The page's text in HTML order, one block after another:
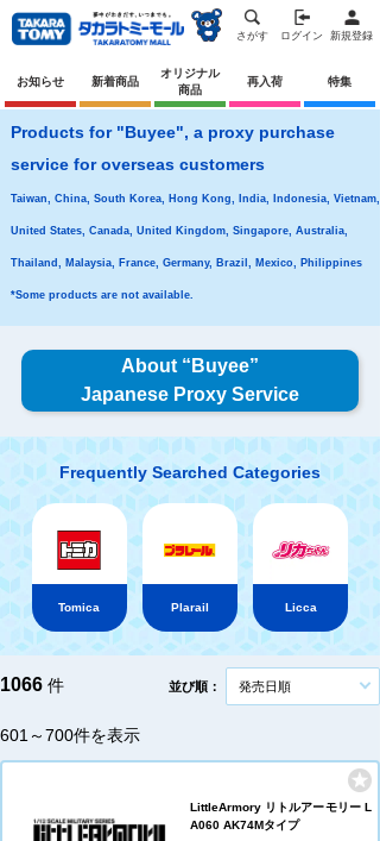
さがす ログイン 新規登録
お知らせ 新着商品
オリジナル
商品
再入荷 特集
Products for "Buyee", a proxy purchase
service for overseas customers
Taiwan, China, South Korea, Hong Kong, India, Indonesia, Vietnam,
United States, Canada, United Kingdom, Singapore, Australia,
Thailand, Malaysia, France, Germany, Brazil, Mexico, Philippines
*Some products are not available.
About “Buyee”
Japanese Proxy Service
Frequently Searched Categories
Tomica Plarail Licca
1066 件
601～700件を表示
並び順： 発売日順
LittleArmory リトルアーモリー L
A060 AK74Mタイプ